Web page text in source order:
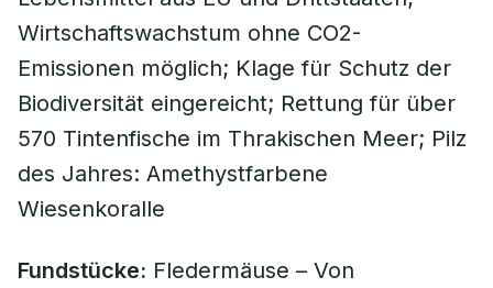
Wirtschaftswachstum ohne CO2-
Emissionen möglich; Klage für Schutz der
Biodiversität eingereicht; Rettung für über
570 Tintenfische im Thrakischen Meer; Pilz
des Jahres: Amethystfarbene
Wiesenkoralle
Fundstücke: Fledermäuse – Von